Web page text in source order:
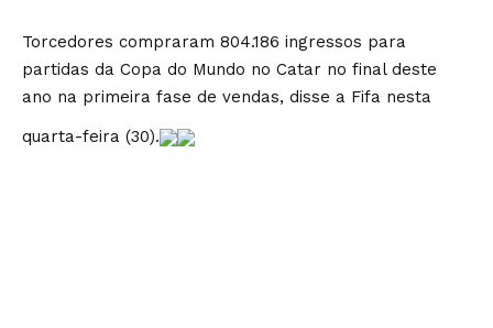
Torcedores compraram 804.186 ingressos para
partidas da Copa do Mundo no Catar no final deste
ano na primeira fase de vendas, disse a Fifa nesta
quarta-feira (30).